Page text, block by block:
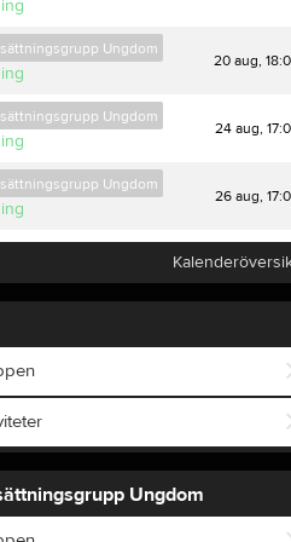
på klubben
Ungdom
20 aug,
Ungdom
24 aug,
Ungdom
26 aug,
Ungdom